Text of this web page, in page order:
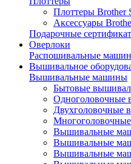
Плоттеры Brother
Аксессуары
Подарочные
Оверлоки
Распошивальные
Вышивальное
Вышивальные машины
Бытовые
Вышивальные
Вышивальные
Вышивальные